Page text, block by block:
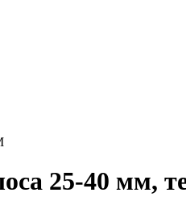
25-40 мм,